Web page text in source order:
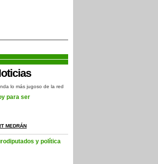
lo más jugoso de la red
para ser
MEDRÁN
y política